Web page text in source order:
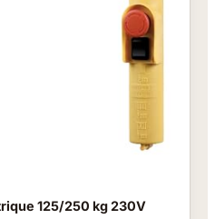
125/250 kg 230V